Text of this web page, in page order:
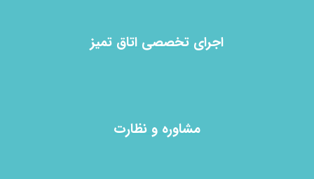
اجرای تخصصی اتاق تمیز
مشاوره و نظارت